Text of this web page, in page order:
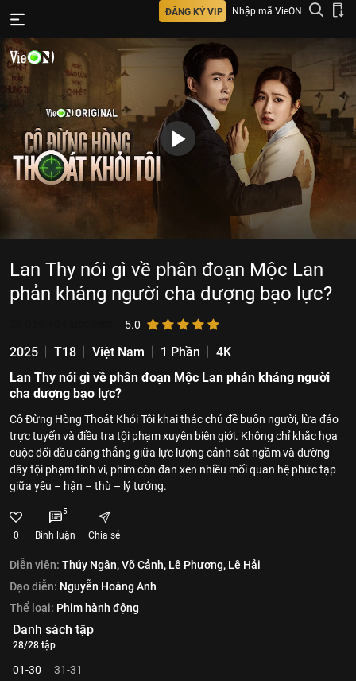
ĐĂNG KÝ VIP Nhập mã VieON
Lan Thy nói gì về phân đoạn Mộc Lan
phản kháng người cha dượng bạo lực?
5.0
2025 T18 Việt Nam 1 Phần
4K
Lan Thy nói gì về phân đoạn Mộc Lan phản kháng người
cha dượng bạo lực?
Cô Đừng Hòng Thoát Khỏi Tôi khai thác chủ đề buôn người, lừa đảo
trực tuyến và điều tra tội phạm xuyên biên giới. Không chỉ khắc họa
cuộc đối đầu căng thẳng giữa lực lượng cảnh sát ngầm và đường
dây tội phạm tinh vi, phim còn đan xen nhiều mối quan hệ phức tạp
giữa yêu – hận – thù – lý tưởng.
0
5
Bình luận Chia sẻ
Diễn viên: Thúy Ngân,Võ Cảnh, Lê Phương, Lê Hải
Đạo diễn: Nguyễn Hoàng Anh
Thể loại: Phim hành động
Danh sách tập
28/28 tập
01-30 31-31